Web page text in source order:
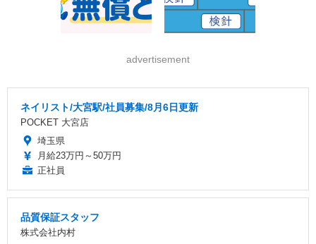
advertisement
ネイリスト/大宮駅/社員募集/8月6日更新
POCKET 大宮店
埼玉県
月給23万円～50万円
正社員
品質保証スタッフ
株式会社内村